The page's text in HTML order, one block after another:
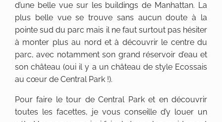
d’une belle vue sur les buildings de Manhattan. La
plus belle vue se trouve sans aucun doute à la
pointe sud du parc mais il ne faut surtout pas hésiter
à monter plus au nord et à découvrir le centre du
parc, avec notamment son grand réservoir d’eau et
son château (oui il y a un château de style Ecossais
au cœur de Central Park !).
Pour faire le tour de Central Park et en découvrir
toutes les facettes, je vous conseille d’y louer un